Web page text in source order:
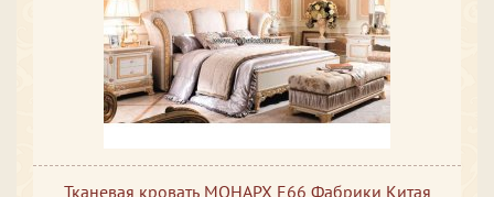
Тканевая кровать МОНАРХ Е66 Фабрики Китая